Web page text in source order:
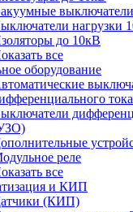
выключатели
нагрузки
до 10кВ
все
оборудование
реле
все
и КИП
(КИП)